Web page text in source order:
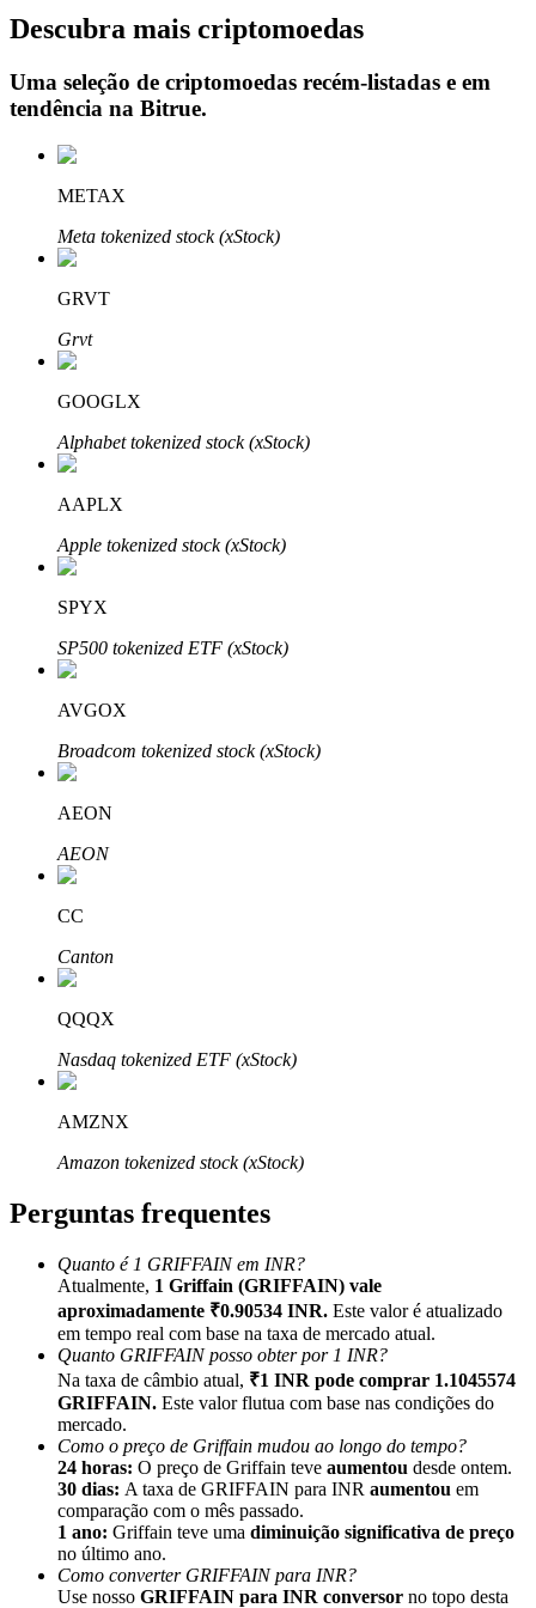
Investimento Automático
Obtenha lucro a longo prazo e interesses flexíveis
Aprenda a apostar
Aprenda como ganhar renda passiva
Bitrue
Parceiros Bitrue
Afiliados Bitrue
Até 65% de comissões!
Indicação
Deposit CASHCAT & Win
Deposit CASHCAT & Win
Descubra mais criptomoedas
Uma seleção de criptomoedas recém-listadas e em
tendência na Bitrue.
METAX
Meta tokenized stock (xStock)
GRVT
Grvt
GOOGLX
Alphabet tokenized stock (xStock)
AAPLX
Apple tokenized stock (xStock)
SPYX
SP500 tokenized ETF (xStock)
AVGOX
Broadcom tokenized stock (xStock)
AEON
AEON
CC
Canton
QQQX
Nasdaq tokenized ETF (xStock)
AMZNX
Amazon tokenized stock (xStock)
Perguntas frequentes
Quanto é 1 GRIFFAIN em INR?
Atualmente, 1 Griffain (GRIFFAIN) vale
aproximadamente ₹0.90534 INR. Este valor é atualizado
em tempo real com base na taxa de mercado atual.
Quanto GRIFFAIN posso obter por 1 INR?
Na taxa de câmbio atual, ₹1 INR pode comprar 1.1045574
GRIFFAIN. Este valor flutua com base nas condições do
mercado.
Como o preço de Griffain mudou ao longo do tempo?
24 horas: O preço de Griffain teve aumentou desde ontem.
30 dias: A taxa de GRIFFAIN para INR aumentou em
comparação com o mês passado.
1 ano: Griffain teve uma diminuição significativa de preço
no último ano.
Como converter GRIFFAIN para INR?
Use nosso GRIFFAIN para INR conversor no topo desta